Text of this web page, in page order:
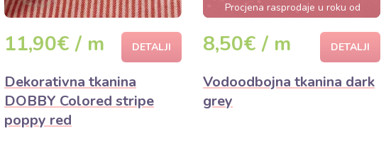
11,90€ / m DETALJI
Dekorativna tkanina
DOBBY Colored stripe
poppy red
Procjena rasprodaje u roku od
nekoliko sati
8,50€ / m DETALJI
Vodoodbojna tkanina dark
grey